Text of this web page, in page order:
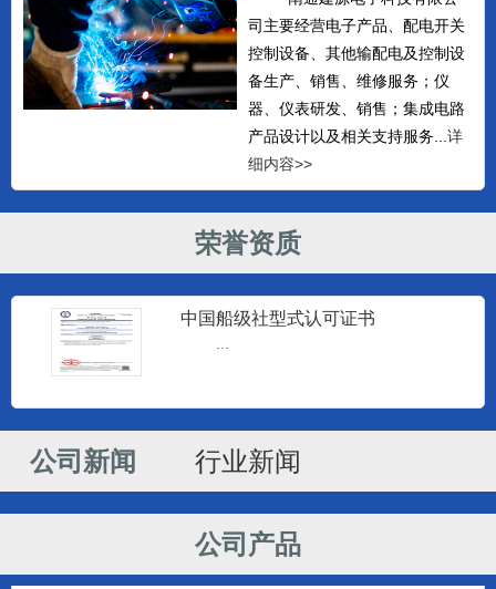
司主要经营电子产品、配电开关
控制设备、其他输配电及控制设
备生产、销售、维修服务；仪
器、仪表研发、销售；集成电路
产品设计以及相关支持服务...详
细内容>>
荣誉资质
中国船级社型式认可证书
...
公司新闻 行业新闻
公司产品
监控仪器
海安监控仪和海安柴油机监控仪...
监控仪器
海安监控仪和海安柴油机监控仪...